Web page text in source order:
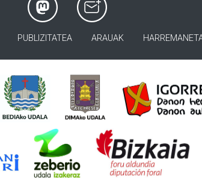
PUBLIZITATEA ARAUAK